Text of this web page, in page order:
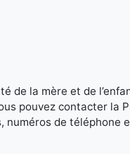
de la mère et de
pouvez contacter la
de téléphone